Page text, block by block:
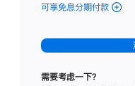
可享免息分期付款
-
标
需要考虑一下？